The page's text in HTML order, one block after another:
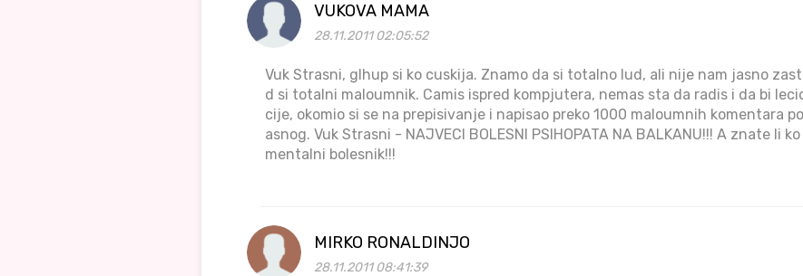
VUKOVA MAMA
28.11.2011 02:05:52
Vuk Strasni, glhup si ko cuskija. Znamo da si totalno lud, ali nije nam jasno
d si totalni maloumnik. Camis ispred kompjutera, nemas sta da radis i da bi
cije, okomio si se na prepisivanje i napisao preko 1000 maloumnih komentara
asnog. Vuk Strasni - NAJVECI BOLESNI PSIHOPATA NA BALKANU!!! A znate li
mentalni bolesnik!!!
MIRKO RONALDINJO
28.11.2011 08:41:39